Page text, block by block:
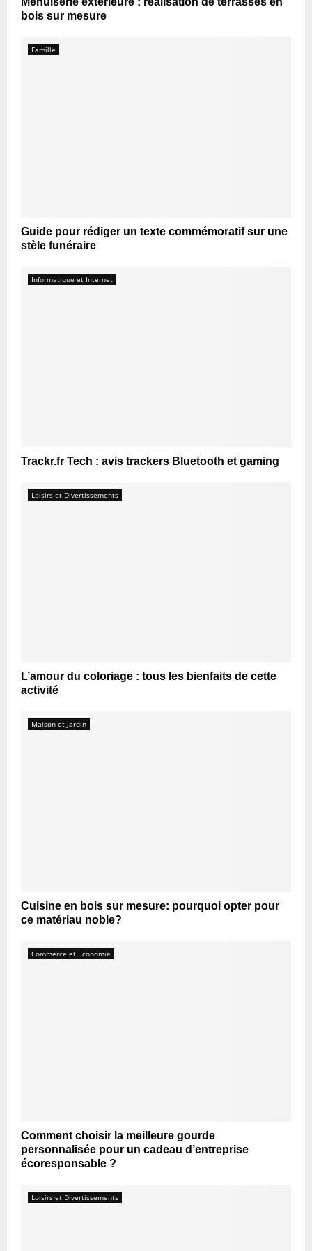
bois sur mesure
Famille
Guide pour rédiger un texte commémoratif sur une
stèle funéraire
Informatique et Internet
Trackr.fr Tech : avis trackers Bluetooth et gaming
Loisirs et Divertissements
L’amour du coloriage : tous les bienfaits de cette
activité
Maison et Jardin
Cuisine en bois sur mesure: pourquoi opter pour
ce matériau noble?
Commerce et Economie
Comment choisir la meilleure gourde
personnalisée pour un cadeau d’entreprise
écoresponsable ?
Loisirs et Divertissements